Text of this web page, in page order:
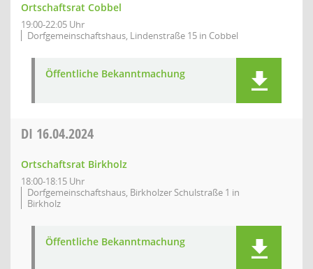
Ortschaftsrat Cobbel
19:00-22:05 Uhr
Dorfgemeinschaftshaus, Lindenstraße 15 in Cobbel
Öffentliche Bekanntmachung
DI 16.04.2024
Ortschaftsrat Birkholz
18:00-18:15 Uhr
Dorfgemeinschaftshaus, Birkholzer Schulstraße 1 in
Birkholz
Öffentliche Bekanntmachung